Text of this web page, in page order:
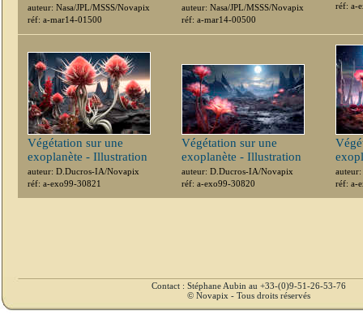
auteur: Nasa/JPL/MSSS/Novapix
réf: a-mar14-01500
auteur: Nasa/JPL/MSSS/Novapix
réf: a-mar14-00500
réf: a-
Végétation sur une
exoplanète - Illustration
auteur: D.Ducros-IA/Novapix
réf: a-exo99-30821
Végétation sur une
exoplanète - Illustration
auteur: D.Ducros-IA/Novapix
réf: a-exo99-30820
réf: a-
Contact : Stéphane Aubin au +33-(0)9-51-26-53-76
© Novapix - Tous droits réservés